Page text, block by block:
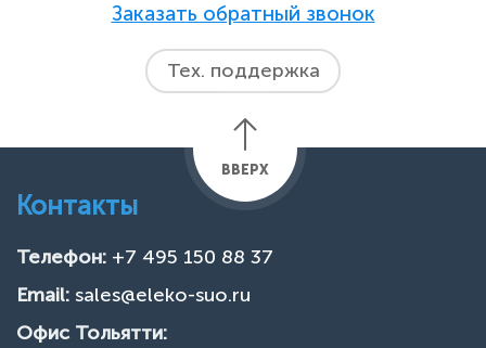
Заказать обратный звонок
Тех. поддержка
ВВЕРХ
Контакты
Телефон: +7 495 150 88 37
Email: sales@eleko-suo.ru
Офис Тольятти: